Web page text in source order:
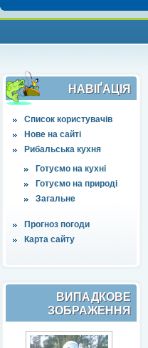
НАВІҐАЦІЯ
Список користувачів
Нове на сайті
Рибальська кухня
Готуємо на кухні
Готуємо на природі
Загальне
Прогноз погоди
Карта сайту
ВИПАДКОВЕ
ЗОБРАЖЕННЯ